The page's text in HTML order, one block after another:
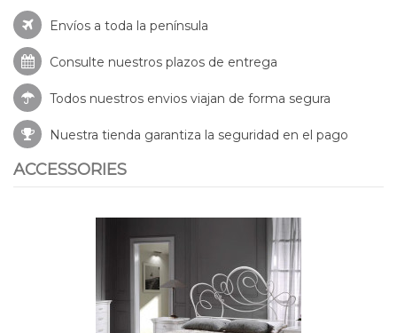
Envíos a toda la península
Consulte nuestros plazos de entrega
Todos nuestros envios viajan de forma segura
Nuestra tienda garantiza la seguridad en el pago
ACCESSORIES